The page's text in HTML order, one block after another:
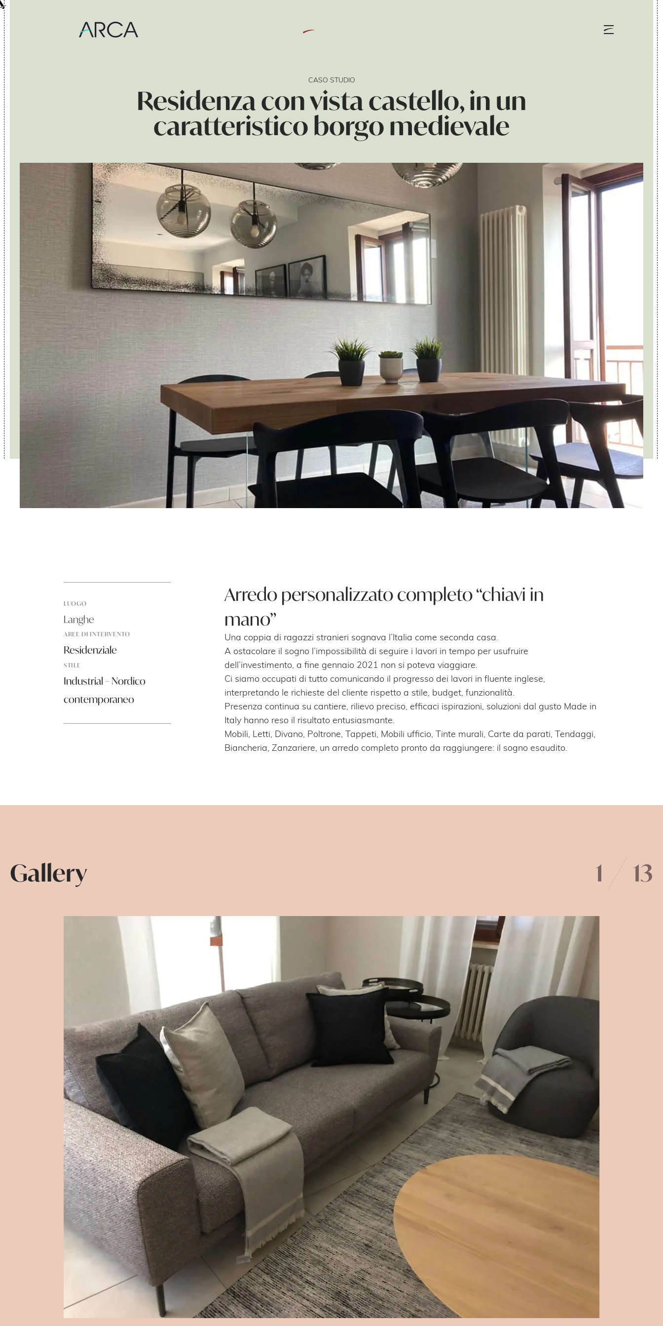
CON CHI LAVORIAMO
Residenziale
Contract
Per voi Professionisti
Chi siamo Servizi
DALLE REALIZZAZIONI
CASO STUDIO
Residenza con vista castello, in un
caratteristico borgo medievale
LUOGO
Langhe
AREE DI INTERVENTO
Residenziale
STILE
Industrial – Nordico
contemporaneo
Arredo personalizzato completo “chiavi in
mano”
Una coppia di ragazzi stranieri sognava l’Italia come seconda casa.
A ostacolare il sogno l’impossibilità di seguire i lavori in tempo per usufruire
dell’investimento, a fine gennaio 2021 non si poteva viaggiare.
Ci siamo occupati di tutto comunicando il progresso dei lavori in fluente inglese,
interpretando le richieste del cliente rispetto a stile, budget, funzionalità.
Presenza continua su cantiere, rilievo preciso, efficaci ispirazioni, soluzioni dal gusto Made in
Italy hanno reso il risultato entusiasmante.
Mobili, Letti, Divano, Poltrone, Tappeti, Mobili ufficio, Tinte murali, Carte da parati, Tendaggi,
Biancheria, Zanzariere, un arredo completo pronto da raggiungere: il sogno esaudito.
Gallery 1 13